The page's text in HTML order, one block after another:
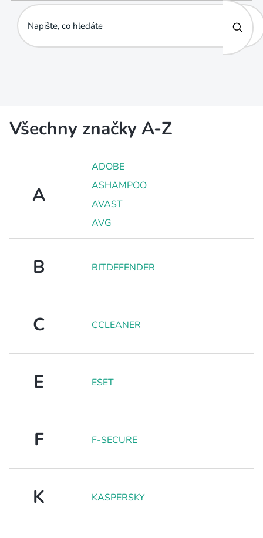
obsah
Všechny značky A-Z
A
ADOBE
ASHAMPOO
AVAST
AVG
B BITDEFENDER
C CCLEANER
E ESET
F F-SECURE
K KASPERSKY